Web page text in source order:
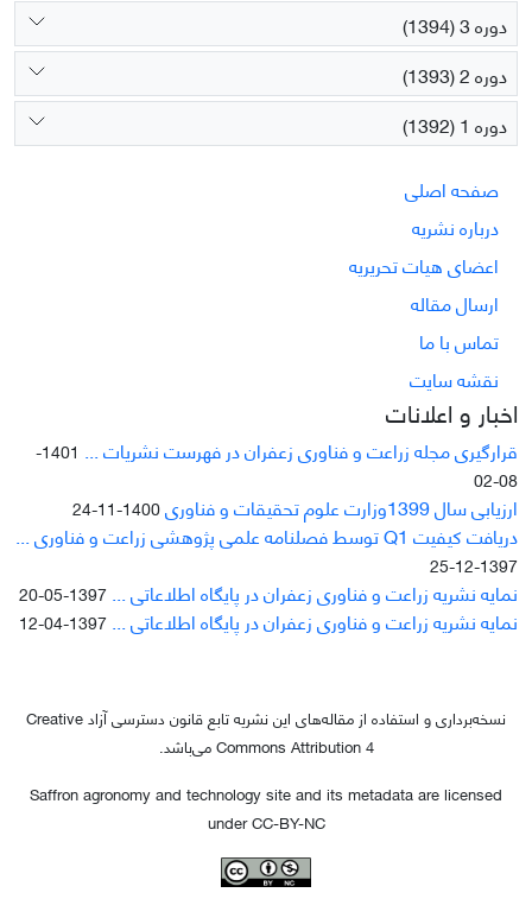
دوره 3 (1394)
دوره 2 (1393)
دوره 1 (1392)
صفحه اصلی
درباره نشریه
اعضای هیات تحریریه
ارسال مقاله
تماس با ما
نقشه سایت
اخبار و اعلانات
قرارگیری مجله زراعت و فناوری زعفران در فهرست نشریات ...
1401-
08-02
ارزیابی سال 1399وزارت علوم تحقیقات و فناوری 1400-11-24
دریافت کیفیت Q1 توسط فصلنامه علمی پژوهشی زراعت و فناوری ...
1397-12-25
نمایه نشریه زراعت و فناوری زعفران در پایگاه اطلاعاتی ... 1397-05-20
نمایه نشریه زراعت و فناوری زعفران در پایگاه اطلاعاتی ... 1397-04-12
نسخه‌برداری و استفاده از مقاله‌های این نشریه تابع قانون دسترسی آزاد Creative
Commons Attribution 4 می‌باشد.
Saffron agronomy and technology site and its metadata are licensed
under CC-BY-NC